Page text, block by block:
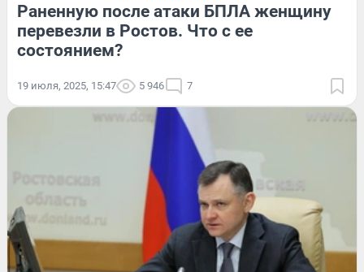
Раненную после атаки БПЛА женщину
перевезли в Ростов. Что с ее
состоянием?
19 июля, 2025, 15:47 5 946 7